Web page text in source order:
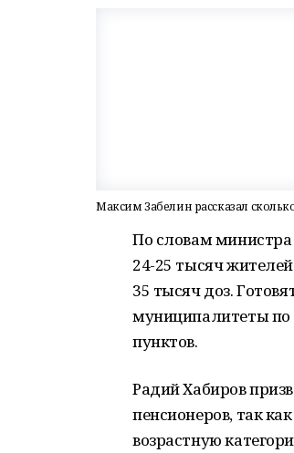
Максим Забелин рассказал
По словам министра
24-25 тысяч
35 тысяч доз.
муниципалитеты по
пунктов.
Радий Хабиров
пенсионеров, так
возрастную